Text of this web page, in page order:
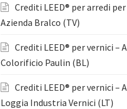
Crediti LEED® per arredi
Azienda Bralco (TV)
Crediti LEED® per vernici –
Colorificio Paulin (BL)
Crediti LEED® per vernici –
Loggia Industria Vernici (LT)